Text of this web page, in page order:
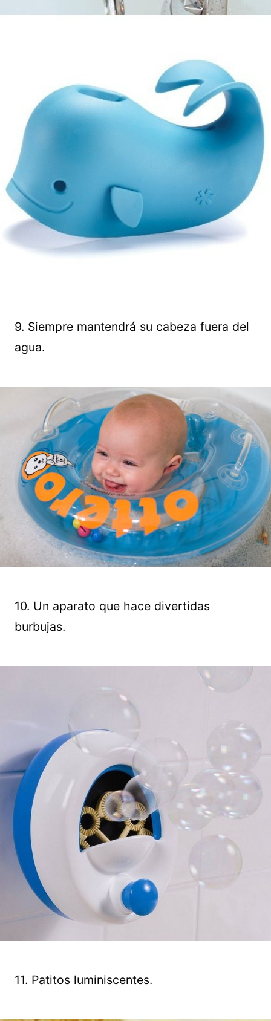
9. Siempre mantendrá su cabeza fuera del
agua.
10. Un aparato que hace divertidas
burbujas.
11. Patitos luminiscentes.